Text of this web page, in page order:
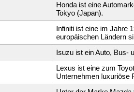
Honda ist eine
Tokyo (Japan).
Infiniti ist eine im Jahre
europäischen Ländern
Isuzu ist ein Auto, Bus-
Lexus ist eine zum
Unternehmen luxuriöse